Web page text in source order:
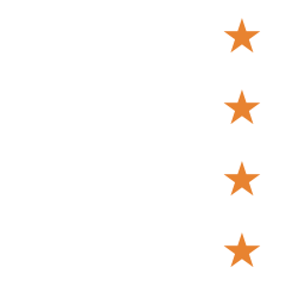
★
★
★
★